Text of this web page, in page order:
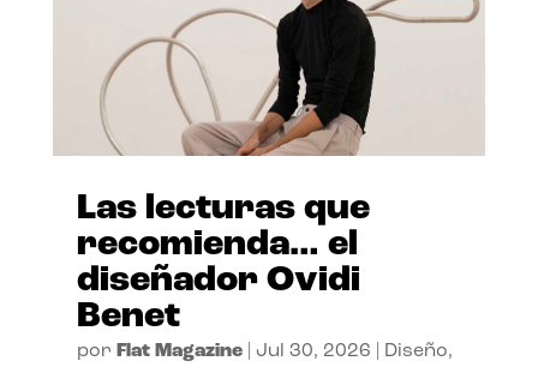
Las lecturas que
recomienda… el
diseñador Ovidi
Benet
por Flat Magazine| Jul 30, 2026 Diseño,